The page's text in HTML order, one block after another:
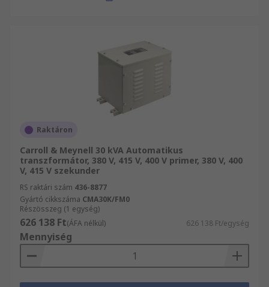
Raktáron
Carroll & Meynell 30 kVA Automatikus
transzformátor, 380 V, 415 V, 400 V primer, 380 V, 400
V, 415 V szekunder
RS raktári szám 436-8877
Gyártó cikkszáma CMA30K/FM0
Részösszeg (1 egység)
626 138 Ft(ÁFA nélkül) 626 138 Ft/egység
Mennyiség